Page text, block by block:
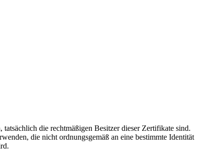
die rechtmäßigen Besitzer dieser Zertifikate sind.
die nicht ordnungsgemäß an eine bestimmte Identität